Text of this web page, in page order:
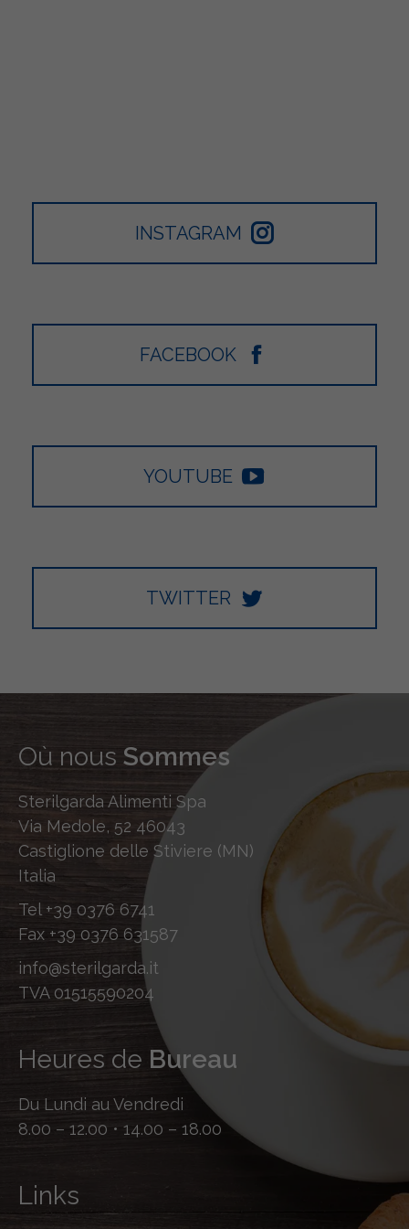
INSTAGRAM
FACEBOOK
YOUTUBE
TWITTER
Où nous Sommes
Sterilgarda Alimenti Spa
Via Medole, 52 46043
Castiglione delle Stiviere (MN)
Italia
Tel +39 0376 6741
Fax +39 0376 631587
info@sterilgarda.it
TVA 01515590204
Heures de Bureau
Du Lundi au Vendredi
8.00 – 12.00 • 14.00 – 18.00
Links